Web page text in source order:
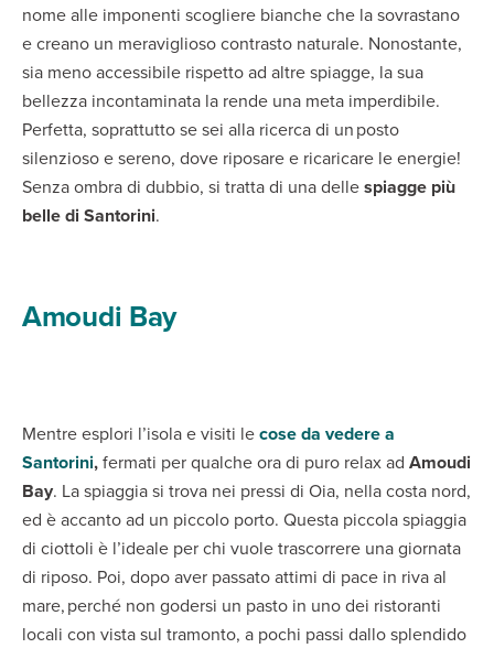
nome alle imponenti scogliere bianche che la sovrastano
e creano un meraviglioso contrasto naturale. Nonostante,
sia meno accessibile rispetto ad altre spiagge, la sua
bellezza incontaminata la rende una meta imperdibile.
Perfetta, soprattutto se sei alla ricerca di un posto
silenzioso e sereno, dove riposare e ricaricare le energie!
Senza ombra di dubbio, si tratta di una dellespiagge più
belle di Santorini.
Amoudi Bay
Mentre esplori l’isola e visiti lecose da vedere a
Santorini,fermati per qualche ora di puro relax ad Amoudi
Bay. La spiaggia si trova nei pressi di Oia, nella costa nord,
ed è accanto ad un piccolo porto. Questa piccola spiaggia
di ciottoli è l’ideale per chi vuole trascorrere una giornata
di riposo. Poi, dopo aver passato attimi di pace in riva al
mare, perché non godersi un pasto in uno dei ristoranti
locali con vista sul tramonto, a pochi passi dallo splendido